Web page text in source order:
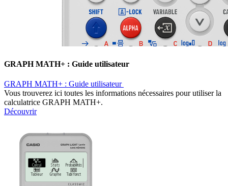
GRAPH MATH+ : Guide utilisateur ​
GRAPH MATH+ : Guide utilisateur ​
Vous trouverez ici toutes les informations nécessaires pour utiliser la
calculatrice GRAPH MATH+.
Découvrir